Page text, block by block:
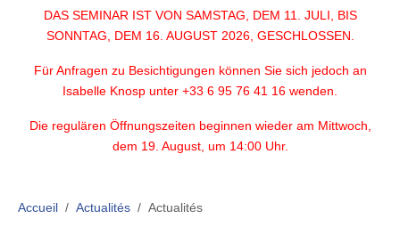
DAS SEMINAR IST VON SAMSTAG, DEM 11. JULI, BIS
SONNTAG, DEM 16. AUGUST 2026, GESCHLOSSEN.
Für Anfragen zu Besichtigungen können Sie sich jedoch an
Isabelle Knosp unter +33 6 95 76 41 16 wenden.
Die regulären Öffnungszeiten beginnen wieder am Mittwoch,
dem 19. August, um 14:00 Uhr.
Accueil Actualités Actualités